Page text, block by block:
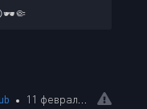
11 февраля 2024 19:06